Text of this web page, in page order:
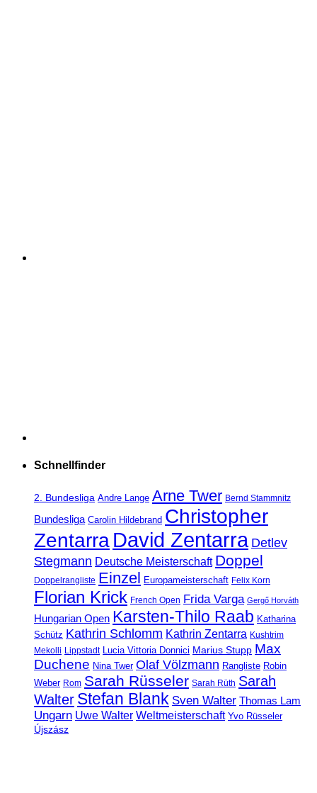
Schnellfinder
2. Bundesliga Andre Lange Arne Twer Bernd Stammnitz
Bundesliga Carolin Hildebrand Christopher
ZentarraDavid Zentarra Detlev
Stegmann Deutsche Meisterschaft Doppel
Doppelrangliste Einzel Europameisterschaft Felix Korn
Florian Krick French Open Frida Varga Gergő Horváth
Hungarian Open Karsten-Thilo Raab Katharina
Schütz Kathrin Schlomm Kathrin Zentarra Kushtrim
Mekolli Lippstadt Lucia Vittoria Donnici Marius Stupp Max
Duchene Nina Twer Olaf Völzmann Rangliste Robin
Weber Rom Sarah Rüsseler Sarah Rüth Sarah
Walter Stefan Blank Sven Walter Thomas Lam
Ungarn Uwe Walter Weltmeisterschaft Yvo Rüsseler
Újszász